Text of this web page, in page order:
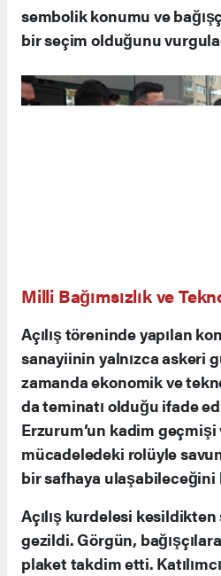
rakamlar da ihracatta
gösteriyor. Erzurum gibi
bağımsızlığımız için
Okay Memiş: “TSKGV
Milli Güvenlik Kurulu
Memiş ise ASELSAN,
TUSAŞ gibi savunma
şirketlerinin TSKGV
hatırlatarak,
büyüyen bu vakıf, Türk
gücüne güç katıyor.
teşkilatının kurulması,
devamı niteliğinde önemli